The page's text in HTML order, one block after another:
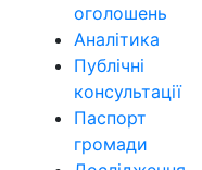
оголошень
Аналітика
Публічні
консультації
Паспорт
громади